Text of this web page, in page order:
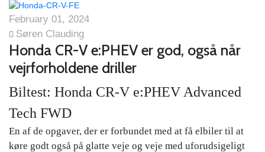
February 01, 2024
Søren Clauding
Honda CR-V e:PHEV er god, også når
vejrforholdene driller
Biltest: Honda CR-V e:PHEV Advanced
Tech FWD
En af de opgaver, der er forbundet med at få elbiler til at
køre godt også på glatte veje og veje med uforudsigeligt